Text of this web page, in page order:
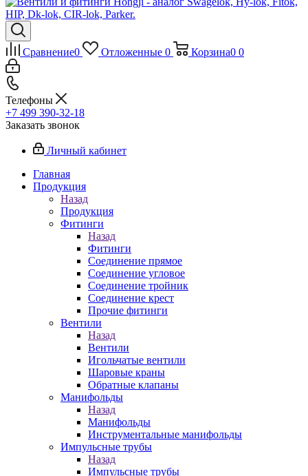
Сравнение0 Отложенные 0 Корзина0 0
Телефоны
+7 499 390-32-18
Заказать звонок
Личный кабинет
Главная
Продукция
Назад
Продукция
Фитинги
Назад
Фитинги
Соединение прямое
Соединение угловое
Соединение тройник
Соединение крест
Прочие фитинги
Вентили
Назад
Вентили
Игольчатые вентили
Шаровые краны
Обратные клапаны
Манифольды
Назад
Манифольды
Инструментальные манифольды
Импульсные трубы
Назад
Импульсные трубы